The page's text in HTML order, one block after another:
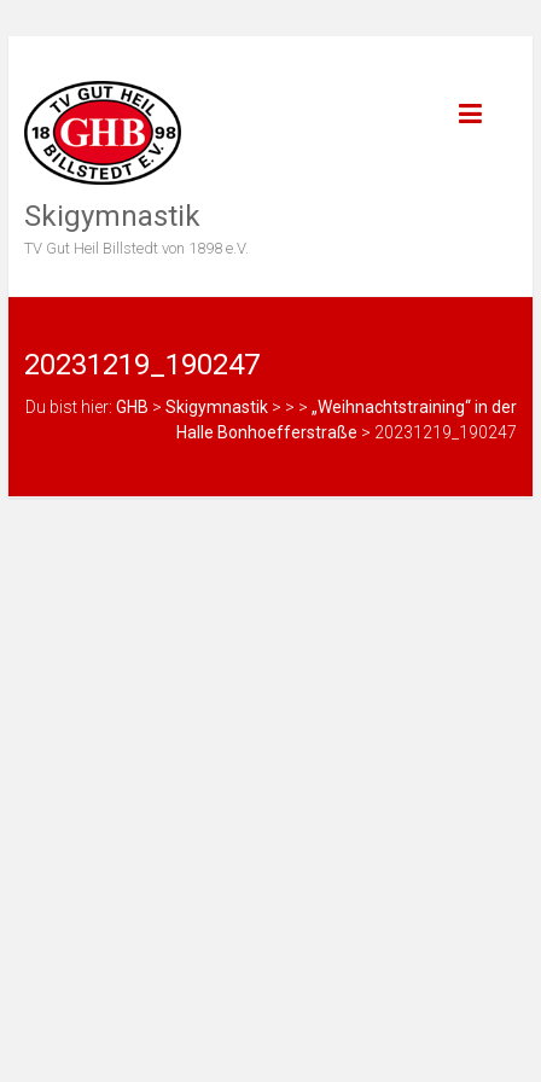
Skigymnastik
TV Gut Heil Billstedt von 1898 e.V.
20231219_190247
Du bist hier: GHB >Skigymnastik > > >„Weihnachtstraining“ in der
Halle Bonhoefferstraße > 20231219_190247